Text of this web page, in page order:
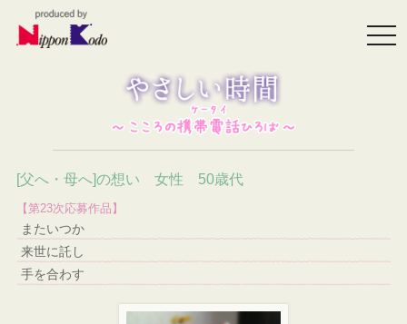
[父へ・母へ]の想い 女性 50歳代
【第23次応募作品】
またいつか
来世に託し
手を合わす